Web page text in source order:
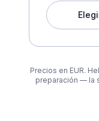
Precios en EUR.
preparación — la